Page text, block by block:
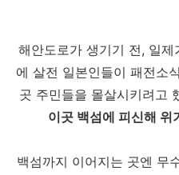
해안도로가 생기기 전, 일
에 살전 일본인들이 패전소
곳 주민들을 몰살시키려고
이곳 백섬에 피신해 위
백섬까지 이어지는 곳엔 무